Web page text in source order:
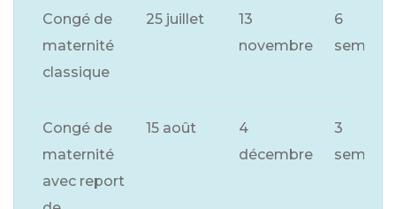
Congé de
maternité
classique
25 juillet
13
novembre
6
Congé de
maternité
avec report
15 août
4
décembre
3